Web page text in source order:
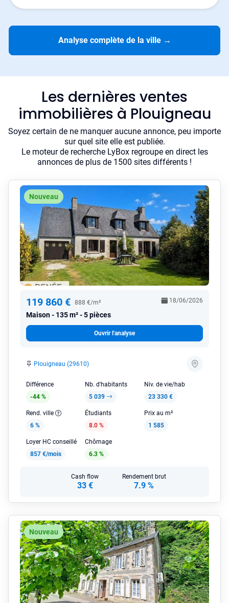
Analyse complète de la ville →
Les dernières ventes
immobilières à Plouigneau
Soyez certain de ne manquer aucune annonce, peu importe
sur quel site elle est publiée.
Le moteur de recherche LyBox regroupe en direct les
annonces de plus de 1500 sites différents !
Nouveau
119 860 € 888 €/m²
Maison 135 m² - 5 pièces
18/06/2026
Ouvrir l'analyse
Plouigneau (29610)
Différence
-44 %
Nb. d'habitants
5 039
Niv. de vie/hab
23 330 €
Rend. ville
6 %
Étudiants
8.0 %
Prix au m²
1 585
Loyer HC conseillé
857 €/mois
Chômage
6.3 %
Cash flow
33 €
Rendement brut
7.9 %
Nouveau